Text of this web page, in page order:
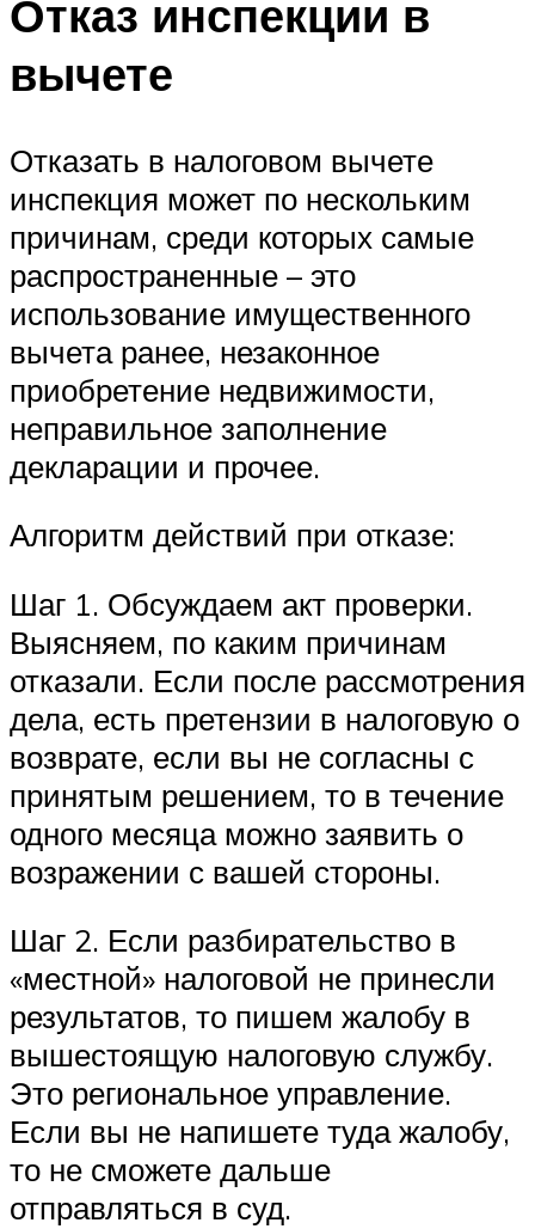
Отказ инспекции в
вычете
Отказать в налоговом вычете
инспекция может по нескольким
причинам, среди которых самые
распространенные – это
использование имущественного
вычета ранее, незаконное
приобретение недвижимости,
неправильное заполнение
декларации и прочее.
Алгоритм действий при отказе:
Шаг 1. Обсуждаем акт проверки.
Выясняем, по каким причинам
отказали. Если после рассмотрения
дела, есть претензии в налоговую о
возврате, если вы не согласны с
принятым решением, то в течение
одного месяца можно заявить о
возражении с вашей стороны.
Шаг 2. Если разбирательство в
«местной» налоговой не принесли
результатов, то пишем жалобу в
вышестоящую налоговую службу.
Это региональное управление.
Если вы не напишете туда жалобу,
то не сможете дальше
отправляться в суд.